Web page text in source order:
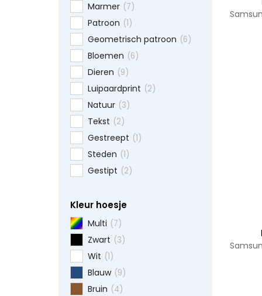
Marmer (7)
Patroon (1)
Geometrisch patroon (6)
Bloemen (6)
Dieren (9)
Luipaardprint (2)
Natuur (3)
Tekst (2)
Gestreept (1)
Steden (1)
Gestipt (2)
Kleur hoesje
Multi (7)
Zwart (3)
Wit (1)
Blauw (9)
Bruin (4)